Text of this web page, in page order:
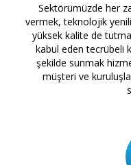
Sektörümüzde her
vermek, teknolojik
yüksek kalite de
kabul eden tecrübeli
şekilde sunmak
müşteri ve